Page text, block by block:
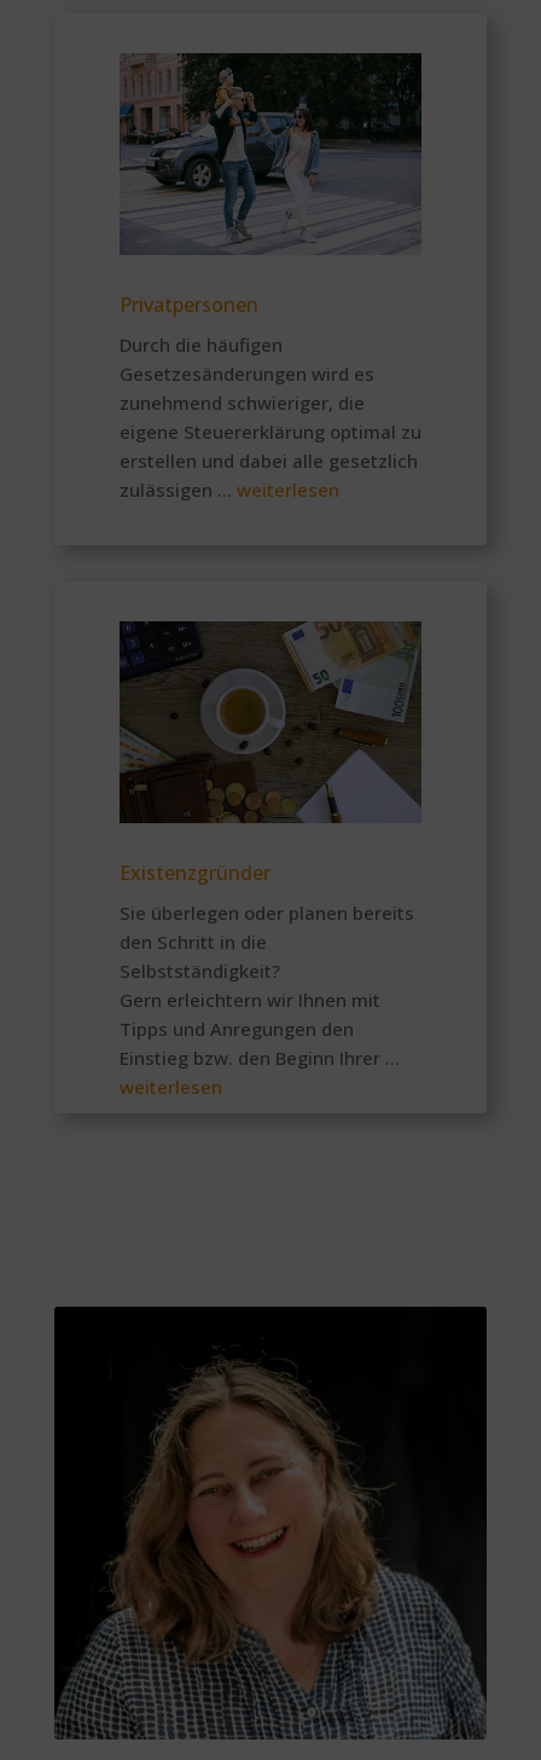
Privatpersonen
Durch die häufigen
Gesetzesänderungen wird es
zunehmend schwieriger, die
eigene Steuererklärung optimal zu
erstellen und dabei alle gesetzlich
zulässigen … weiterlesen
Existenzgründer
Sie überlegen oder planen bereits
den Schritt in die
Selbstständigkeit?
Gern erleichtern wir Ihnen mit
Tipps und Anregungen den
Einstieg bzw. den Beginn Ihrer …
weiterlesen